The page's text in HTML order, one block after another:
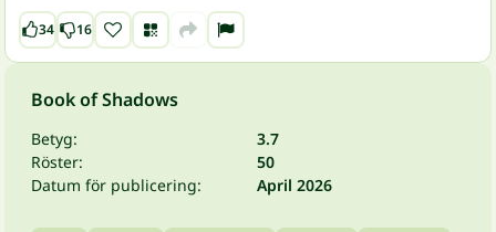
34 16
Book of Shadows
Betyg:
3.7
Röster:
50
Datum för publicering:
April 2026